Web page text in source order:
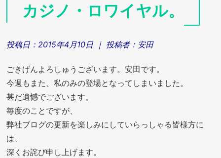
カジノ・ロワイヤル。
投稿日：2015年4月10日 ｜ 投稿者： 安田
ごきげんよろしゅうございます。安田です。
今週もまた、私のみの登場となってしまいました。
甚だ遺憾でございます。
毎度のことですが、
弊社ブログの更新を楽しみにしていらっしゃる皆様方に
は、
深くお詫び申し上げます。